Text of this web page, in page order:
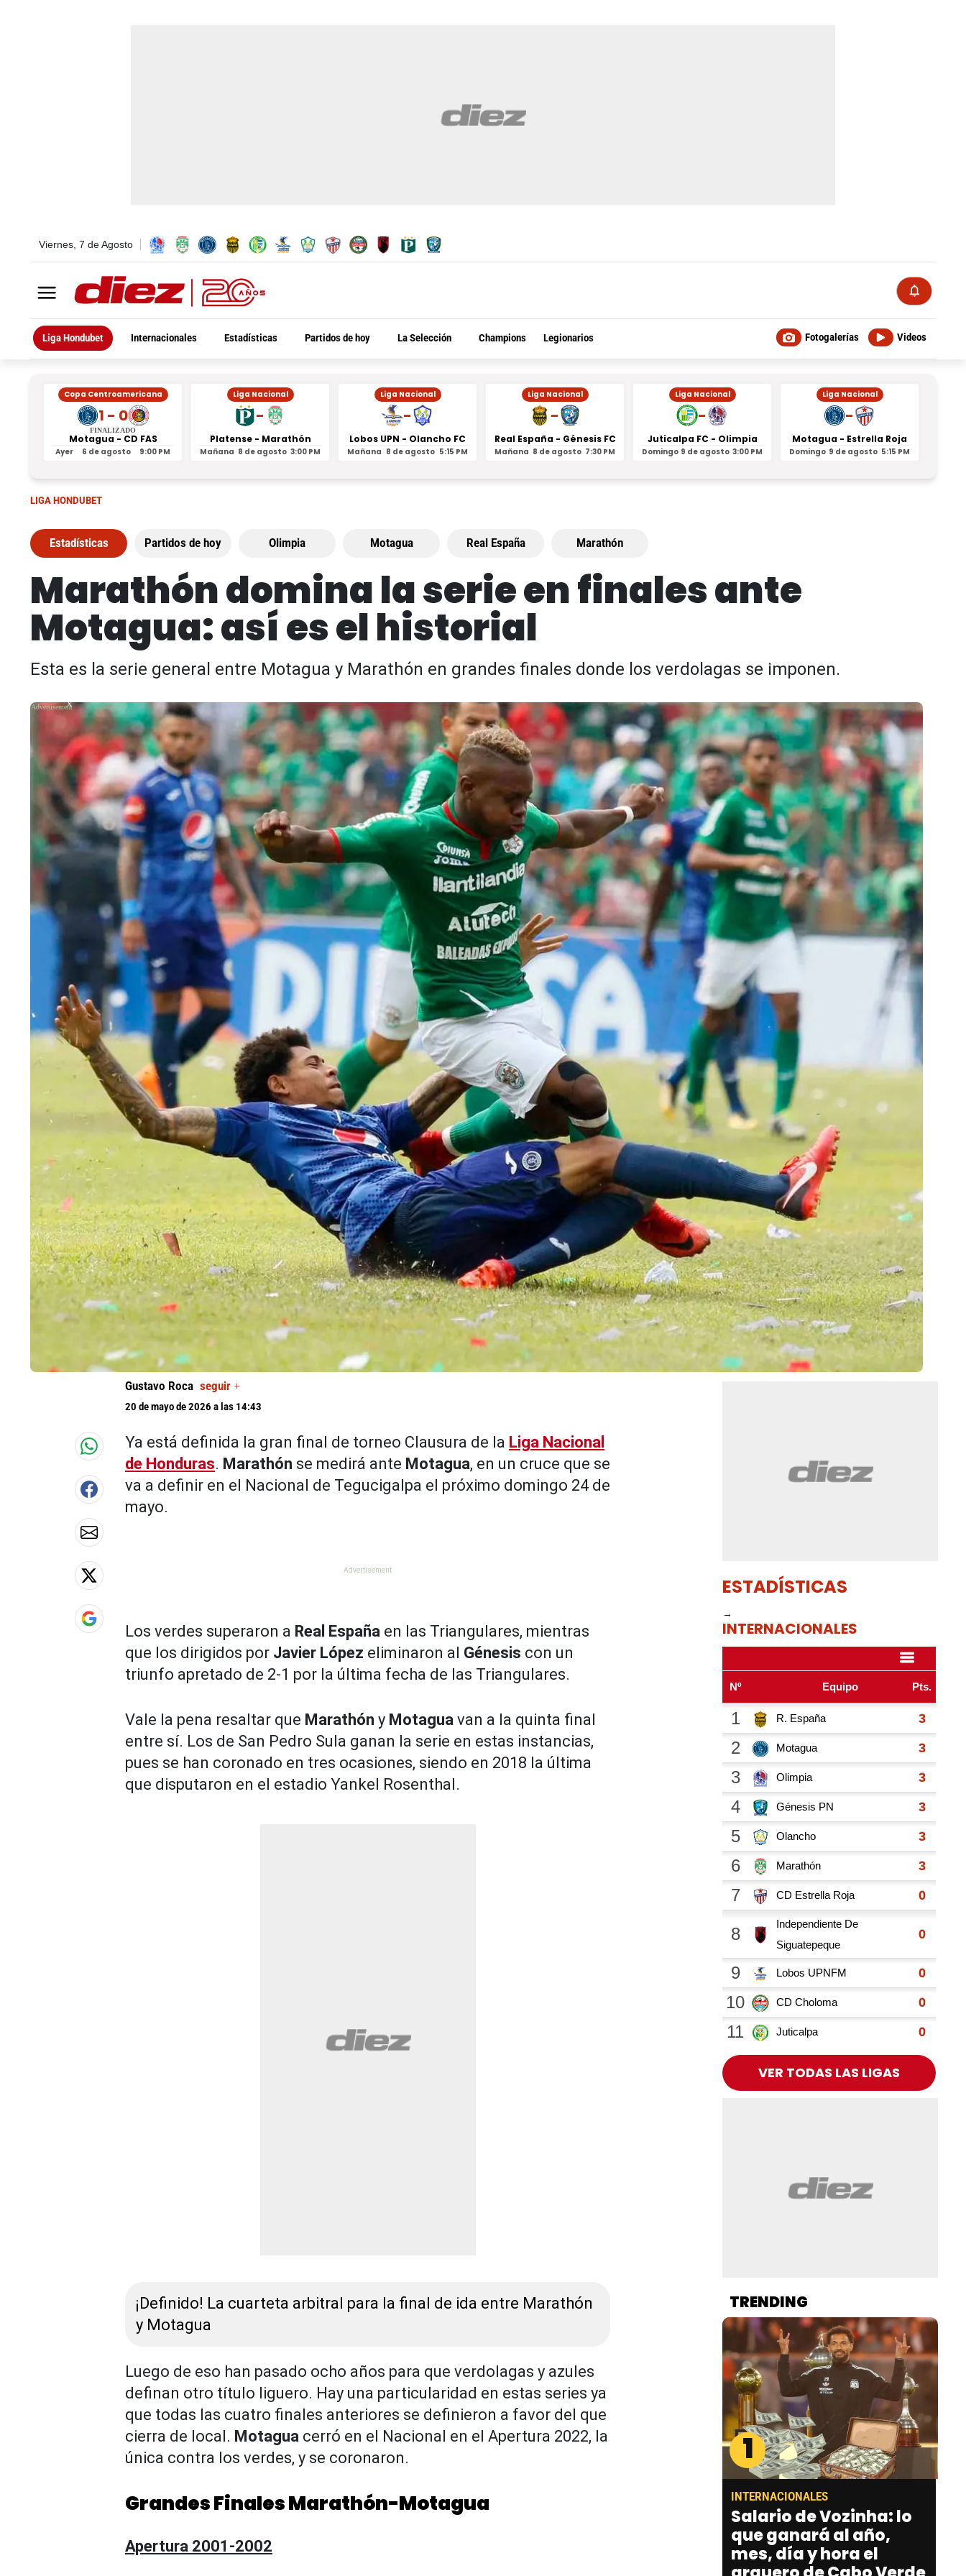
Viernes, 7 de Agosto
Liga Hondubet Internacionales Estadísticas Partidos de hoy La Selección Champions Legionarios Videos
Fotogalerías
Copa Centroamericana
1 - 0
FINALIZADO
Motagua - CD FAS
Ayer 6 de agosto 9:00 PM
Liga Nacional
-
Platense - Marathón
Mañana 8 de agosto 3:00 PM
Liga Nacional
-
Lobos UPN - Olancho FC
Mañana 8 de agosto 5:15 PM
Liga Nacional
-
Real España - Génesis FC
Mañana 8 de agosto 7:30 PM
Liga Nacional
-
Juticalpa FC - Olimpia
Domingo 9 de agosto 3:00 PM
Liga Nacional
-
Motagua - Estrella Roja
Domingo 9 de agosto 5:15 PM
LIGA HONDUBET
Estadísticas Partidos de hoy Olimpia Motagua Real España Marathón
Marathón domina la serie en finales ante
Motagua: así es el historial
Esta es la serie general entre Motagua y Marathón en grandes finales donde los verdolagas se imponen.
X
Gustavo Roca seguir +
20 de mayo de 2026 a las 14:43
Ya está definida la gran final de torneo Clausura de la Liga Nacional
de Honduras. Marathón se medirá ante Motagua, en un cruce que se
va a definir en el Nacional de Tegucigalpa el próximo domingo 24 de
mayo.
Los verdes superaron a Real España en las Triangulares, mientras
que los dirigidos por Javier López eliminaron al Génesis con un
triunfo apretado de 2-1 por la última fecha de las Triangulares.
Vale la pena resaltar que Marathón y Motagua van a la quinta final
entre sí. Los de San Pedro Sula ganan la serie en estas instancias,
pues se han coronado en tres ocasiones, siendo en 2018 la última
que disputaron en el estadio Yankel Rosenthal.
¡Definido! La cuarteta arbitral para la final de ida entre Marathón
y Motagua
Luego de eso han pasado ocho años para que verdolagas y azules
definan otro título liguero. Hay una particularidad en estas series ya
que todas las cuatro finales anteriores se definieron a favor del que
cierra de local. Motagua cerró en el Nacional en el Apertura 2022, la
única contra los verdes, y se coronaron.
Grandes Finales Marathón-Motagua
Apertura 2001-2002
ESTADÍSTICAS
→
INTERNACIONALES
VER TODAS LAS LIGAS
TRENDING
1
INTERNACIONALES
Salario de Vozinha: lo
que ganará al año,
mes, día y hora el